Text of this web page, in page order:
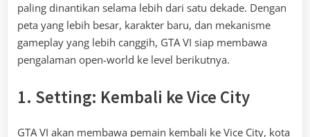
paling dinantikan selama lebih dari satu dekade. Dengan
peta yang lebih besar, karakter baru, dan mekanisme
gameplay yang lebih canggih, GTA VI siap membawa
pengalaman open-world ke level berikutnya.
1. Setting: Kembali ke Vice City
GTA VI akan membawa pemain kembali ke Vice City, kota